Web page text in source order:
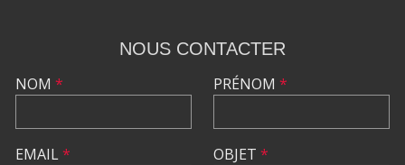
NOUS CONTACTER
NOM *
EMAIL*
PRÉNOM *
OBJET *